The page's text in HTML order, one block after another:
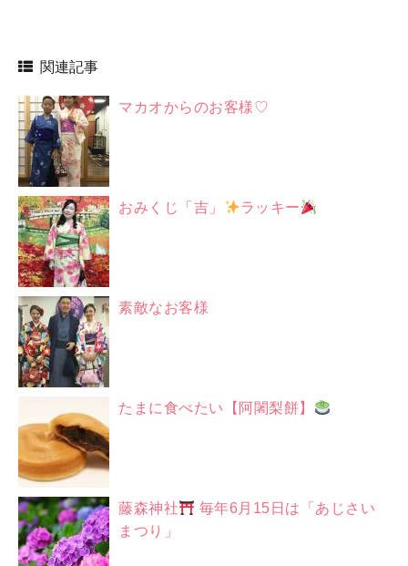
関連記事
マカオからのお客様♡
おみくじ「吉」 ラッキー
素敵なお客様
たまに食べたい【阿闍梨餅】
藤森神社
毎年6月15日は「あじさい
まつり」